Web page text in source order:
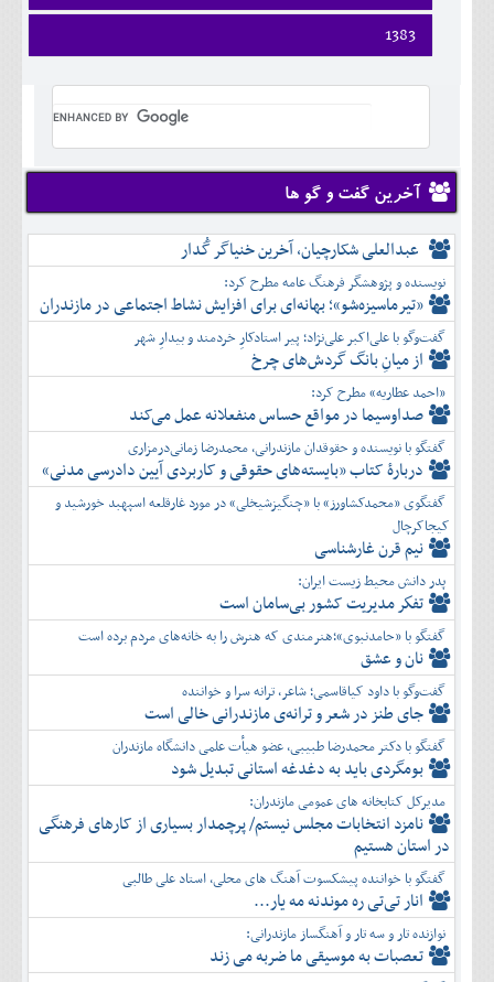
دی
بهمن
آبان
آذر
دی
بهمن
شهريور
مهر
آبان
آذر
تير
مرداد
شهريور
مهر
دی
بهمن
اسفند
ارديبهشت
خرداد
تير
مرداد
آبان
آذر
دی
بهمن
اسفند
فروردين
ارديبهشت
خرداد
شهريور
مهر
آبان
آذر
دی
بهمن
اسفند
1383
فروردين
تير
مرداد
شهريور
مهر
آبان
آذر
دی
بهمن
اسفند
آخرین گفت و گو ها
عبدالعلی شکارچیان، آخرین خنیاگر گُدار
نویسنده و پژوهشگر فرهنگ عامه مطرح کرد:
«تیرماسیزه‌شو»؛ بهانه‌ای برای افزایش نشاط اجتماعی در مازندران
گفت‌وگو با علی‌اکبر علی‌نژاد؛ پیر استادکارِ خردمند و بیدارِ شهر
از میانِ بانگ گردش‌های چرخ
«احمد عطاریه» مطرح کرد:
صداوسیما در مواقع حساس منفعلانه عمل می‌کند
گفتگو با نویسنده و حقوقدان مازندرانی، محمدرضا زمانی‌درمزاری
دربارۀ کتاب ”بایسته‌های حقوقی و کاربردی آیین دادرسی مدنی»
گفتگوی «محمدکشاورز» با «چنگیزشیخلی» در مورد غارقلعه اسپهبد خورشید و
کیجاکرچال
نیم قرن غارشناسی
پدر دانش محیط زیست ایران:
تفكر مديريت کشور بی‌سامان است
گفتگو با «حامدنبوی»؛هنرمندی که هنرش را به خانه‌های مردم برده است
نان و عشق
گفت‌وگو با داود کیاقاسمی؛ شاعر، ترانه سرا و خواننده
جای طنز در شعر و ترانه‌ی مازندرانی خالی است
گفتگو با دکتر محمدرضا طبیبی، عضو هیأت علمی دانشگاه مازندران
بومگردی باید به دغدغه استانی تبدیل شود
مدیرکل کتابخانه های عمومی مازندران:
نامزد انتخابات مجلس نیستم/ پرچمدار بسیاری از کارهای فرهنگی
در استان هستیم
گفتگو با خواننده پیشکسوت آهنگ های محلی، استاد علی طالبی
انار تی‌تی ره موندنه مه یار...
نوازنده تار و سه تار و آهنگساز مازندرانی:
تعصبات به موسیقی ما ضربه می زند